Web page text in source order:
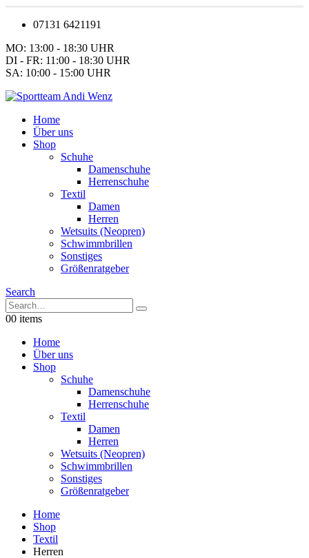
07131 6421191
MO: 13:00 - 18:30 UHR
DI - FR: 11:00 - 18:30 UHR
SA: 10:00 - 15:00 UHR
Home
Über uns
Shop
Schuhe
Damenschuhe
Herrenschuhe
Textil
Damen
Herren
Wetsuits (Neopren)
Schwimmbrillen
Sonstiges
Größenratgeber
Search
00 items
Home
Über uns
Shop
Schuhe
Damenschuhe
Herrenschuhe
Textil
Damen
Herren
Wetsuits (Neopren)
Schwimmbrillen
Sonstiges
Größenratgeber
Home
Shop
Textil
Herren